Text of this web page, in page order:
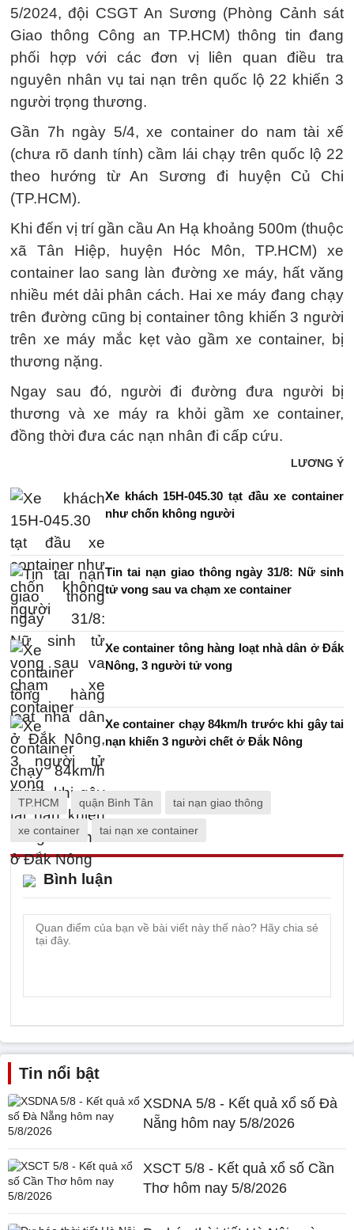
5/2024, đội CSGT An Sương (Phòng Cảnh sát
Giao thông Công an TP.HCM) thông tin đang
phối hợp với các đơn vị liên quan điều tra
nguyên nhân vụ tai nạn trên quốc lộ 22 khiến 3
người trọng thương.
Gần 7h ngày 5/4, xe container do nam tài xế
(chưa rõ danh tính) cầm lái chạy trên quốc lộ 22
theo hướng từ An Sương đi huyện Củ Chi
(TP.HCM).
Khi đến vị trí gần cầu An Hạ khoảng 500m (thuộc
xã Tân Hiệp, huyện Hóc Môn, TP.HCM) xe
container lao sang làn đường xe máy, hất văng
nhiều mét dải phân cách. Hai xe máy đang chạy
trên đường cũng bị container tông khiến 3 người
trên xe máy mắc kẹt vào gầm xe container, bị
thương nặng.
Ngay sau đó, người đi đường đưa người bị
thương và xe máy ra khỏi gầm xe container,
đồng thời đưa các nạn nhân đi cấp cứu.
LƯƠNG Ý
Xe khách 15H-045.30 tạt đầu xe container
như chốn không người
Tin tai nạn giao thông ngày 31/8: Nữ sinh
tử vong sau va chạm xe container
Xe container tông hàng loạt nhà dân ở Đắk
Nông, 3 người tử vong
Xe container chạy 84km/h trước khi gây tai
nạn khiến 3 người chết ở Đắk Nông
TP.HCM quận Bình Tân tai nạn giao thông
xe container tai nạn xe container
Bình luận
Tin nổi bật
XSDNA 5/8 - Kết quả xổ số Đà
Nẵng hôm nay 5/8/2026
XSCT 5/8 - Kết quả xổ số Cần
Thơ hôm nay 5/8/2026